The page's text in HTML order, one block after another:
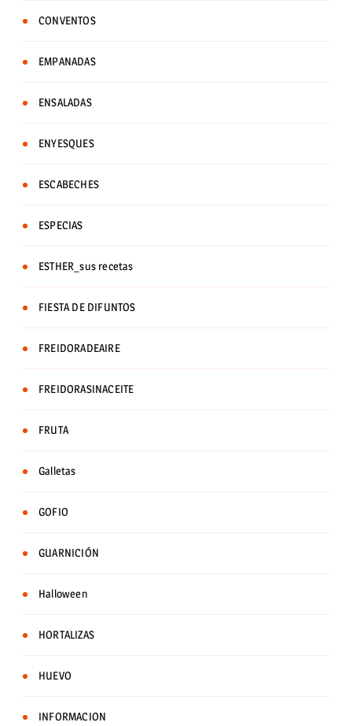
CONVENTOS
EMPANADAS
ENSALADAS
ENYESQUES
ESCABECHES
ESPECIAS
ESTHER_sus recetas
FIESTA DE DIFUNTOS
FREIDORADEAIRE
FREIDORASINACEITE
FRUTA
Galletas
GOFIO
GUARNICIÓN
Halloween
HORTALIZAS
HUEVO
INFORMACION